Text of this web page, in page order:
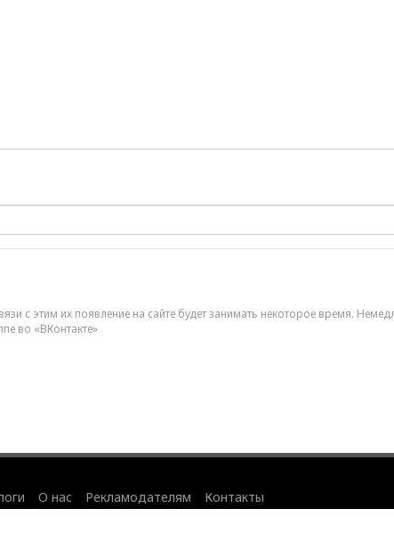
с этим их появление на сайте будет занимать некоторое время.
во «ВКонтакте»
О нас Рекламодателям Контакты